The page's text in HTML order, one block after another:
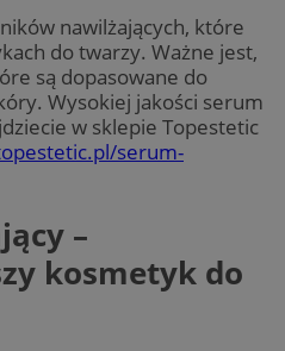
nawilżających, które
do twarzy. Ważne jest,
są dopasowane do
Wysokiej jakości serum
w sklepie Topestetic
serum-
–
kosmetyk do